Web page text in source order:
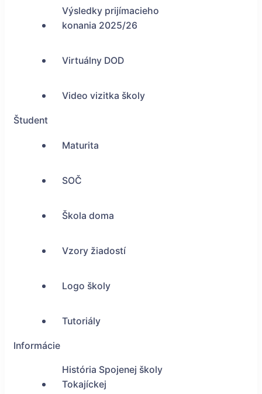
Výsledky prijímacieho
konania 2025/26
Virtuálny DOD
Video vizitka školy
Študent
Maturita
SOČ
Škola doma
Vzory žiadostí
Logo školy
Tutoriály
Informácie
História Spojenej školy
Tokajíckej